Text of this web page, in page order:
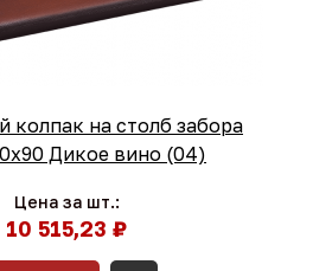
колпак на столб забора
Дикое вино (04)
Цена за шт.:
10 515,23 ₽